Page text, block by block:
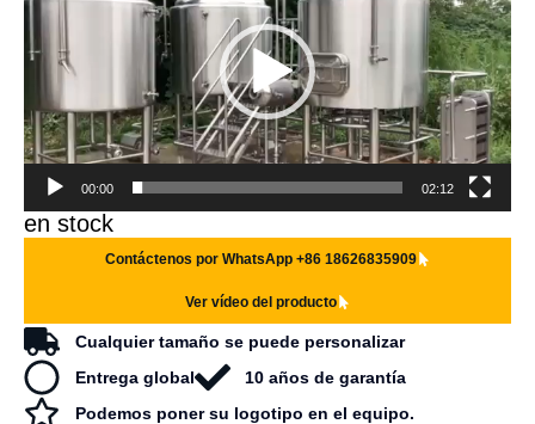
00:00 02:12
en stock
Contáctenos por WhatsApp +86 18626835909
Ver vídeo del producto
Cualquier tamaño se puede personalizar
Entrega global
10 años de garantía
Podemos poner su logotipo en el equipo.